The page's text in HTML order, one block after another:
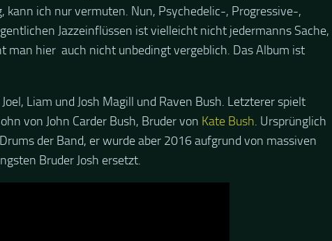
kann ich nur vermuten. Nun, Psychedelic-, Progressive-,
Jazzeinflüssen ist vielleicht nicht jedermanns Sache,
man hier auch nicht unbedingt vergeblich. Das Album ist
Liam und Josh Magill und Raven Bush. Letzterer spielt
von John Carder Bush, Bruder von Kate Bush. Ursprünglich
der Band, er wurde aber 2016 aufgrund von massiven
Bruder Josh ersetzt.